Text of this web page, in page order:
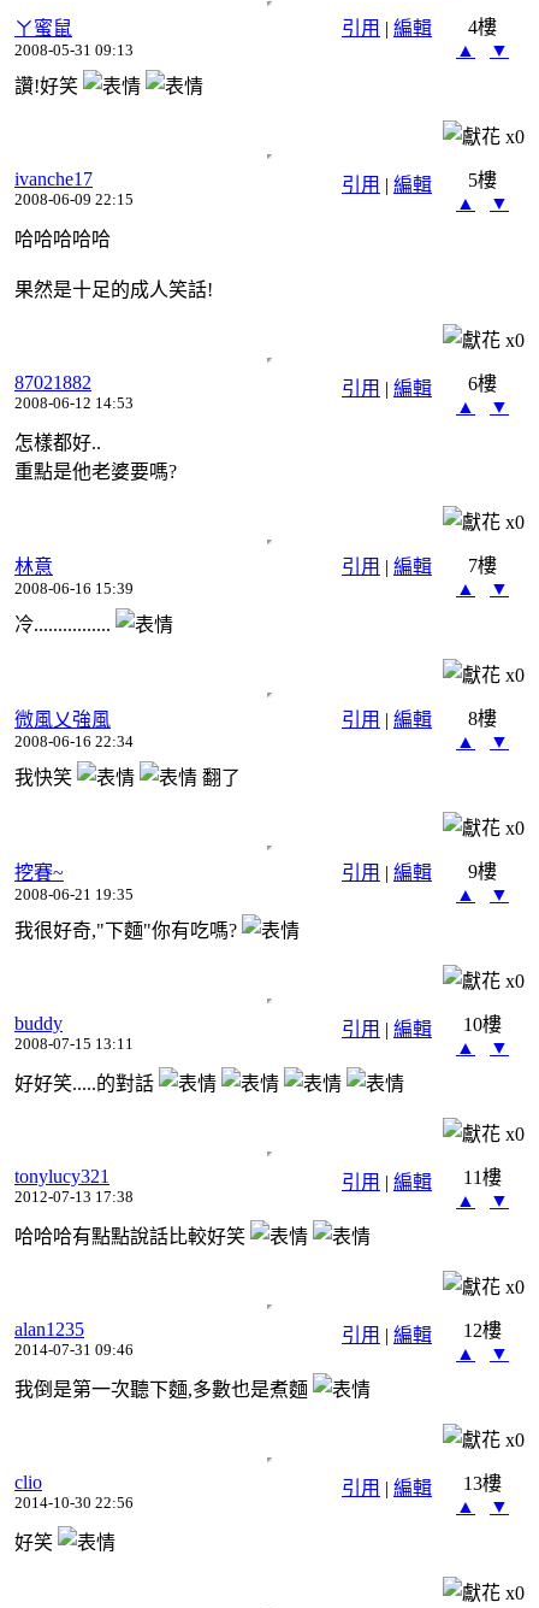
引用 | 編輯
ㄚ蜜鼠
2008-05-31 09:13
4樓
▲
▼
讚!好笑
x0
引用 | 編輯
ivanche17
2008-06-09 22:15
5樓
▲
▼
哈哈哈哈哈
果然是十足的成人笑話!
x0
引用 | 編輯
87021882
2008-06-12 14:53
6樓
▲
▼
怎樣都好..
重點是他老婆要嗎?
x0
引用 | 編輯
林意
2008-06-16 15:39
7樓
▲
▼
冷................
x0
引用 | 編輯
微風乂強風
2008-06-16 22:34
8樓
▲
▼
我快笑
翻了
x0
引用 | 編輯
挖賽~
2008-06-21 19:35
9樓
▲
▼
我很好奇,"下麵"你有吃嗎?
x0
引用 | 編輯
buddy
2008-07-15 13:11
10樓
▲
▼
好好笑.....的對話
x0
引用 | 編輯
tonylucy321
2012-07-13 17:38
11樓
▲
▼
哈哈哈有點點說話比較好笑
x0
引用 | 編輯
alan1235
2014-07-31 09:46
12樓
▲
▼
我倒是第一次聽下麵,多數也是煮麵
x0
引用 | 編輯
clio
2014-10-30 22:56
13樓
▲
▼
好笑
x0